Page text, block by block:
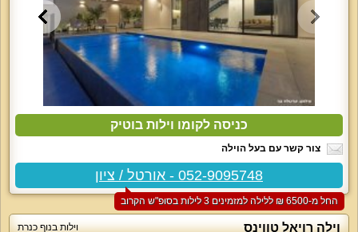
כניסה לקומו וילות בוטיק
צור קשר עם בעל הוילה
052-9095748 - אורטל / ציון
החל מ-‏6500 ₪ ללילה למזמינים 3 לילות בסופ"ש הקרוב
וילה רויאל טווינס וילות בנוף כנרת